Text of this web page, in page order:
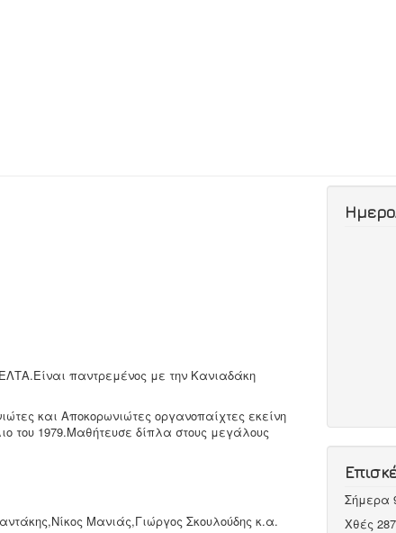
παντρεμένος με την Κανιαδάκη
και Αποκορωνιώτες οργανοπαίχτες εκείνη
του 1979.Μαθήτευσε δίπλα στους μεγάλους
Μανιάς,Γιώργος Σκουλούδης κ.α.
Σήμερα
Χθές 287